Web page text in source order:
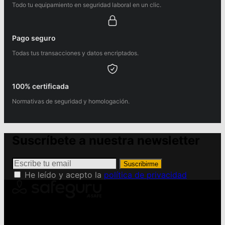
Todo tu equipamiento en seguridad laboral en un clic.
Pago seguro
Todas tus transacciones y datos encriptados.
100% certificada
Normativas de seguridad y homologación.
Suscribirme
He leído y acepto la política de privacidad